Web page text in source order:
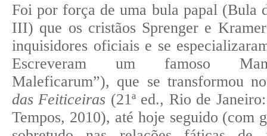
Foi por força de uma bula papal (Bula
III) que os cristãos Sprenger e
inquisidores oficiais e se
Escreveram um famoso
Maleficarum”), que se transformou
das Feiticeiras (21ª ed., Rio de
Tempos, 2010), até hoje seguido (com